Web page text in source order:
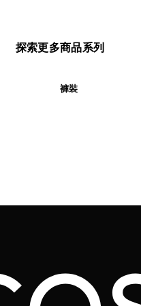
探索更多商品系列
褲裝